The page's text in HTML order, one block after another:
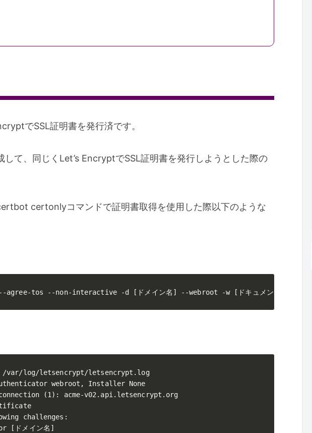
でSSL証明書を発行済です。
して、同じくLet’s EncryptでSSL証明書を発行しようとした際の
certonlyコマンドで証明書取得を使用した際以下のような
tos --non-interactive -d [ドメイン名] --webroot -w [ドキュメントルートのパ
/var/log/letsencrypt/letsencrypt.log
webroot, Installer None
connection (1): acme-v02.api.letsencrypt.org
challenges:
[ドメイン名]